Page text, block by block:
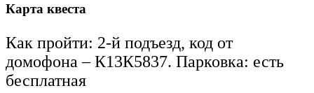
Карта квеста
Как пройти: 2-й подъезд, код от
домофона – К13К5837. Парковка: есть
бесплатная